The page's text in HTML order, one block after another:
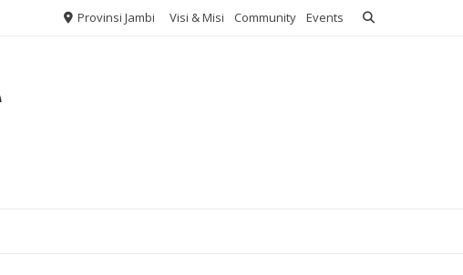
Provinsi Jambi Visi & Misi Community Events